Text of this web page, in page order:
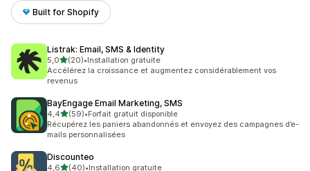
Built for Shopify
Listrak: Email, SMS & Identity
5,0étoile(s) sur 5
(20)
20 avis au total
•Installation gratuite
Accélérez la croissance et augmentez considérablement vos
revenus
BayEngage Email Marketing, SMS
4,4étoile(s) sur 5
(59)
59 avis au total
•Forfait gratuit disponible
Récupérez les paniers abandonnés et envoyez des campagnes d’e-
mails personnalisées
Discounteo
4,6étoile(s) sur 5
(40)•Installation gratuite